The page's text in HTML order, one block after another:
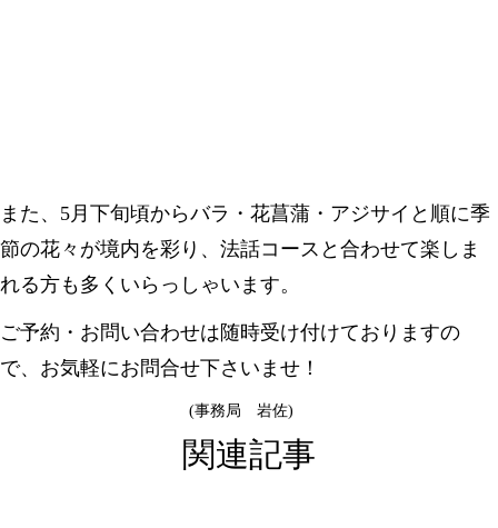
また、5月下旬頃からバラ・花菖蒲・アジサイと順に季
節の花々が境内を彩り、法話コースと合わせて楽しま
れる方も多くいらっしゃいます。
ご予約・お問い合わせは随時受け付けておりますの
で、お気軽にお問合せ下さいませ！
(事務局 岩佐)
関連記事